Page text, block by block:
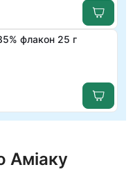
флакон 25 г
Аміаку